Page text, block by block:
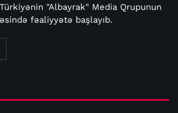
"Albayrak" Media Qrupunun
fəaliyyətə başlayıb.